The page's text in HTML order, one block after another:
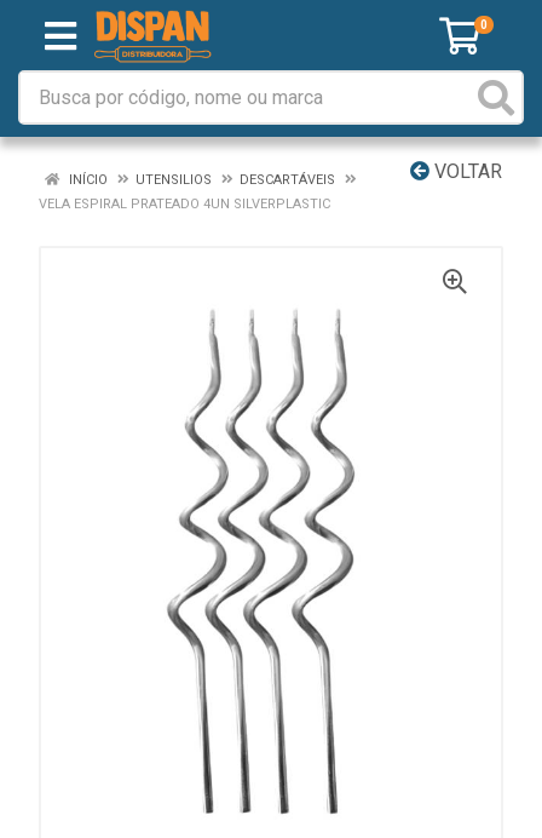
0
VOLTAR
INÍCIO UTENSILIOS
DESCARTÁVEIS
VELA ESPIRAL PRATEADO 4UN SILVERPLASTIC